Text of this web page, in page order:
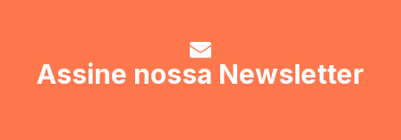
Assine nossa Newsletter